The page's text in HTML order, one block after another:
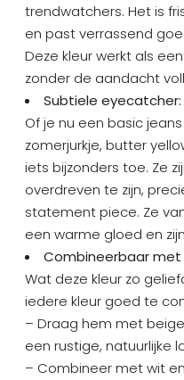
trendwatchers. Het is
en past verrassend
Deze kleur werkt als
zonder de aandacht
Subtiele eyecatcher:
Of je nu een basic
zomerjurkje, butter
iets bijzonders toe. Ze
overdreven te zijn,
statement piece. Ze
een warme gloed en
Combineerbaar met
Wat deze kleur zo
iedere kleur goed te
– Draag hem met
een rustige, natuurlijke
– Combineer met wit